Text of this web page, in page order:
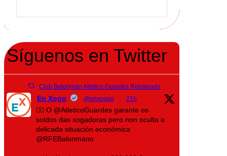
Síguenos en Twitter
Club Balonmán Atlético Guardés Retuiteado
En Xogo @enxogog · 21h
🤾‍♀️ O @AtleticoGuardes garante os
soldos das xogadoras pero non oculta a
delicada situación económica
@RFEBalonmano